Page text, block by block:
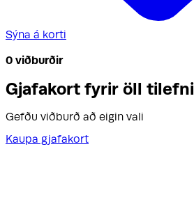
Sýna á korti
0 viðburðir
Gjafakort fyrir öll tilefni
Gefðu viðburð að eigin vali
Kaupa gjafakort